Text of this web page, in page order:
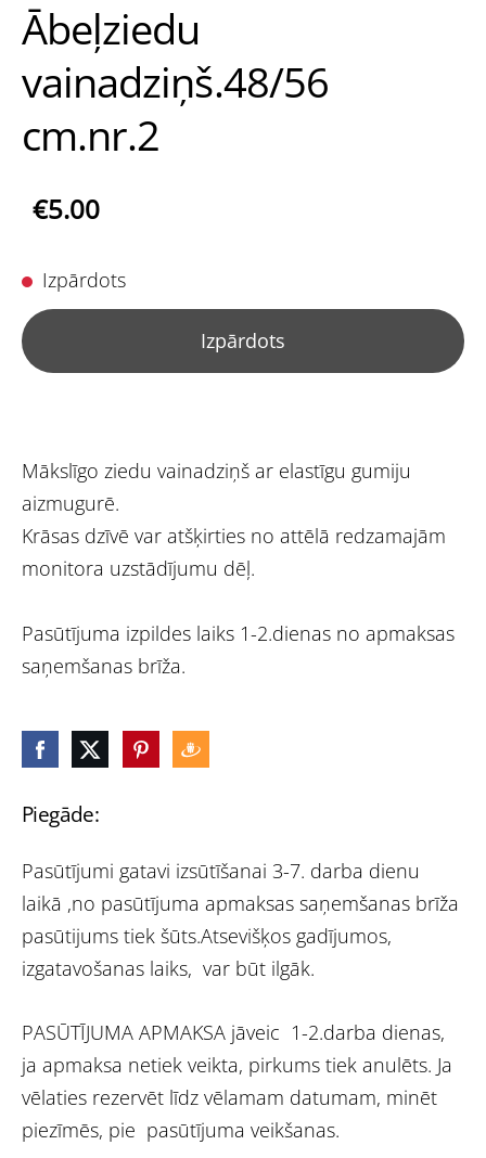
Piegāde:
Pasūtījumi gatavi izsūtīšanai 3-7. darba dienu
laikā ,no pasūtījuma apmaksas saņemšanas brīža
pasūtijums tiek šūts.Atsevišķos gadījumos,
izgatavošanas laiks, var būt ilgāk.
PASŪTĪJUMA APMAKSA jāveic 1-2.darba dienas,
ja apmaksa netiek veikta, pirkums tiek anulēts. Ja
vēlaties rezervēt līdz vēlamam datumam, minēt
piezīmēs, pie pasūtījuma veikšanas.
Ābeļziedu
vainadziņš.48/56
cm.nr.2
€5.00
Izpārdots
Izpārdots
Mākslīgo ziedu vainadziņš ar elastīgu gumiju
aizmugurē.
Krāsas dzīvē var atšķirties no attēlā redzamajām
monitora uzstādījumu dēļ.
Pasūtījuma izpildes laiks 1-2.dienas no apmaksas
saņemšanas brīža.